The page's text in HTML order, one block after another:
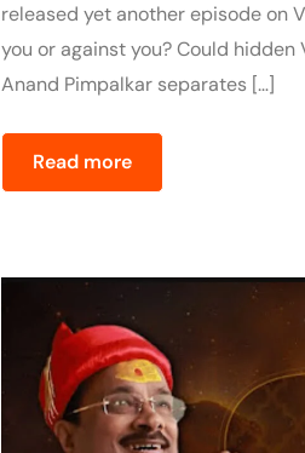
released yet another episode on
you or against you? Could
Anand Pimpalkar separates […]
Read more